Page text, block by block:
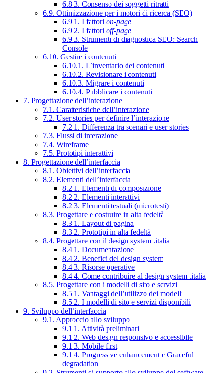
6.8.3. Consenso dei soggetti ritratti
6.9. Ottimizzazione per i motori di ricerca (SEO)
6.9.1. I fattori on-page
6.9.2. I fattori off-page
6.9.3. Strumenti di diagnostica SEO: Search
Console
6.10. Gestire i contenuti
6.10.1. L’inventario dei contenuti
6.10.2. Revisionare i contenuti
6.10.3. Migrare i contenuti
6.10.4. Pubblicare i contenuti
7. Progettazione dell’interazione
7.1. Caratteristiche dell’interazione
7.2. User stories per definire l’interazione
7.2.1. Differenza tra scenari e user stories
7.3. Flussi di interazione
7.4. Wireframe
7.5. Prototipi interattivi
8. Progettazione dell’interfaccia
8.1. Obiettivi dell’interfaccia
8.2. Elementi dell’interfaccia
8.2.1. Elementi di composizione
8.2.2. Elementi interattivi
8.2.3. Elementi testuali (microtesti)
8.3. Progettare e costruire in alta fedeltà
8.3.1. Layout di pagina
8.3.2. Prototipi in alta fedeltà
8.4. Progettare con il design system .italia
8.4.1. Documentazione
8.4.2. Benefici del design system
8.4.3. Risorse operative
8.4.4. Come contribuire al design system .italia
8.5. Progettare con i modelli di sito e servizi
8.5.1. Vantaggi dell’utilizzo dei modelli
8.5.2. I modelli di sito e servizi disponibili
9. Sviluppo dell’interfaccia
9.1. Approccio allo sviluppo
9.1.1. Attività preliminari
9.1.2. Web design responsivo e accessibile
9.1.3. Mobile first
9.1.4. Progressive enhancement e Graceful
degradation